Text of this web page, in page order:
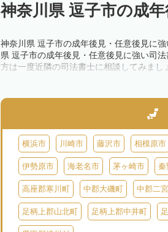
神奈川県 逗子市の成
神奈川県 逗子市の成年後見・任意後見に
県 逗子市の成年後見・任意後見に強い司
方は一度近隣の司法書士に相談してみまし
横浜市 川崎市 藤沢市 相模原市
伊勢原市 海老名市 茅ヶ崎市 秦
高座郡寒川町 中郡大磯町 中郡二
足柄上郡山北町 足柄上郡中井町